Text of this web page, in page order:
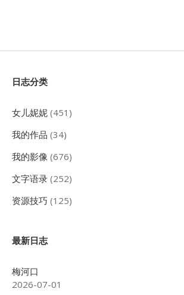
Sidebar
日志分类
女儿妮妮 (451)
我的作品 (34)
我的影像 (676)
文字语录 (252)
资源技巧 (125)
最新日志
梅河口
2026-07-01